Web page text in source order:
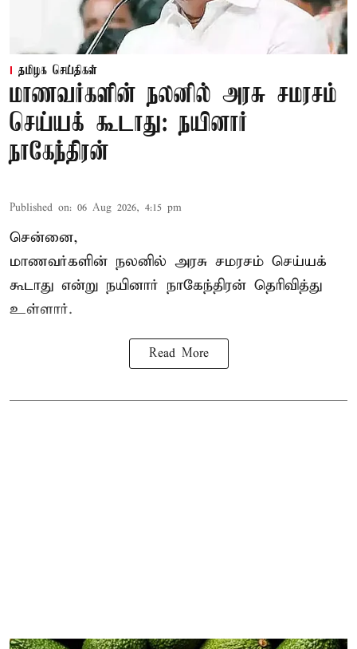
தமிழக செய்திகள்
மாணவர்களின் நலனில் அரசு சமரசம்
செய்யக் கூடாது: நயினார்
நாகேந்திரன்
Published on: 06 Aug 2026, 4:15 pm
சென்னை,
மாணவர்களின் நலனில் அரசு சமரசம் செய்யக்
கூடாது என்று நயினார் நாகேந்திரன் தெரிவித்து
உள்ளார்.
Read More